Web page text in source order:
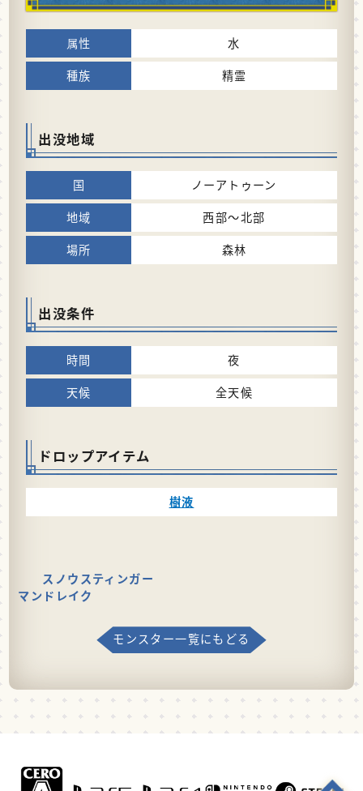
水
精霊
出没地域
ノーアトゥーン
西部～北部
森林
出没条件
夜
全天候
ドロップアイテム
樹液
スノウスティンガー
マンドレイク
モンスター一覧にもどる